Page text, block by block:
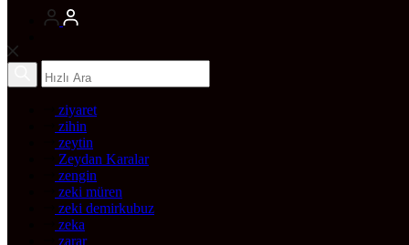
ziyaret
zihin
zeytin
Zeydan Karalar
zengin
zeki müren
zeki demirkubuz
zeka
zarar